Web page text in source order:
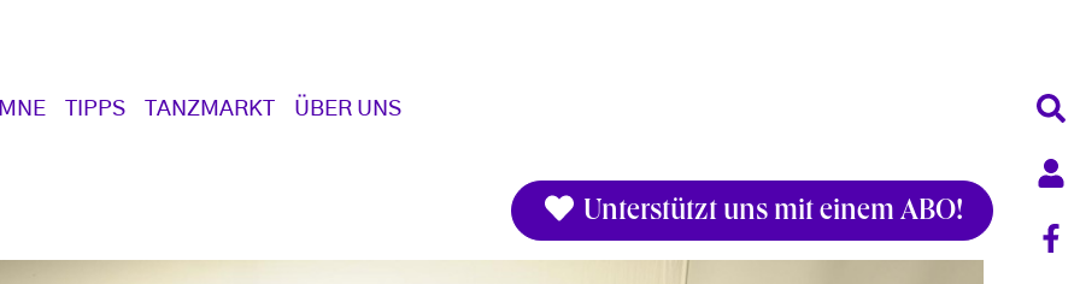
TIPPS TANZMARKT ÜBER UNS
Unterstützt uns mit einem ABO!